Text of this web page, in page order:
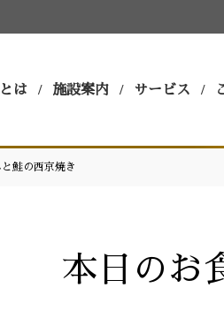
は 施設案内 サービス
鮭の西京焼き
本日のお